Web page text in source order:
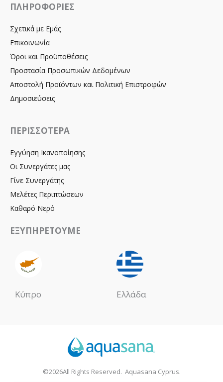
ΠΛΗΡΟΦΟΡΙΕΣ
Σχετικά με Εμάς
Επικοινωνία
Όροι και Προϋποθέσεις
Προστασία Προσωπικών Δεδομένων
Αποστολή Προϊόντων και Πολιτική Επιστροφών
Δημοσιεύσεις
ΠΕΡΙΣΣΟΤΕΡΑ
Εγγύηση Ικανοποίησης
Οι Συνεργάτες μας
Γίνε Συνεργάτης
Μελέτες Περιπτώσεων
Καθαρό Νερό
ΕΞΥΠΗΡΕΤΟΥΜΕ
Κύπρο Ελλάδα
©2026All Rights Reserved. Aquasana Cyprus.